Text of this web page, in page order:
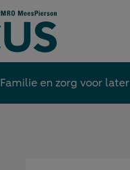
Familie en zorg voor later